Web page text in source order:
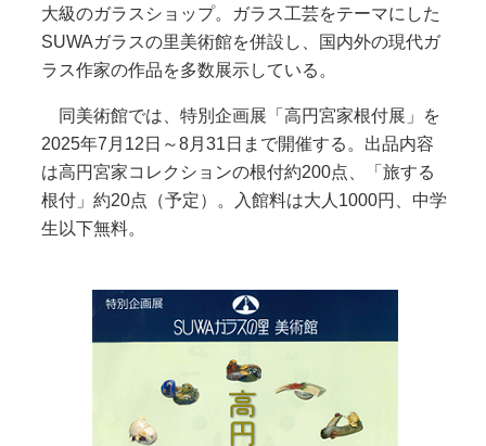
大級のガラスショップ。ガラス工芸をテーマにした
SUWAガラスの里美術館を併設し、国内外の現代ガ
ラス作家の作品を多数展示している。
同美術館では、特別企画展「高円宮家根付展」を
2025年7月12日～8月31日まで開催する。出品内容
は高円宮家コレクションの根付約200点、「旅する
根付」約20点（予定）。入館料は大人1000円、中学
生以下無料。